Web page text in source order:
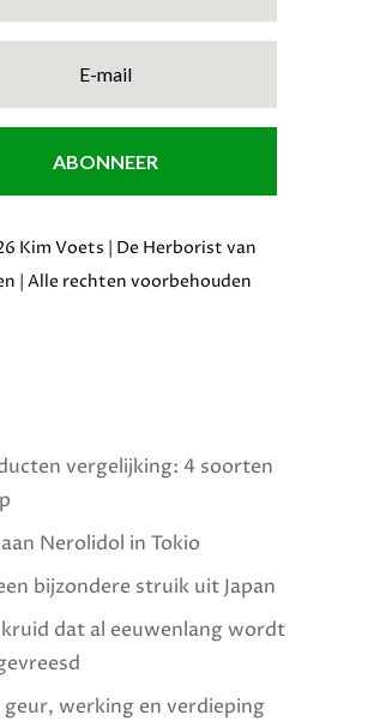
ABONNEER
Kim Voets | De Herborist van
| Alle rechten voorbehouden
vergelijking: 4 soorten
Nerolidol in Tokio
bijzondere struik uit Japan
dat al eeuwenlang wordt
geur, werking en verdieping